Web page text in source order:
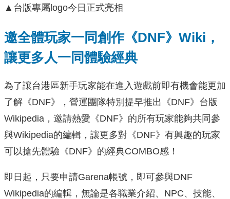
▲台版專屬logo今日正式亮相
邀全體玩家一同創作《DNF》Wiki，
讓更多人一同體驗經典
為了讓台港區新手玩家能在進入遊戲前即有機會能更加
了解《DNF》，營運團隊特別提早推出《DNF》台版
Wikipedia，邀請熱愛《DNF》的所有玩家能夠共同參
與Wikipedia的編輯，讓更多對《DNF》有興趣的玩家
可以搶先體驗《DNF》的經典COMBO感！
即日起，只要申請Garena帳號，即可參與DNF
Wikipedia的編輯，無論是各職業介紹、NPC、技能、